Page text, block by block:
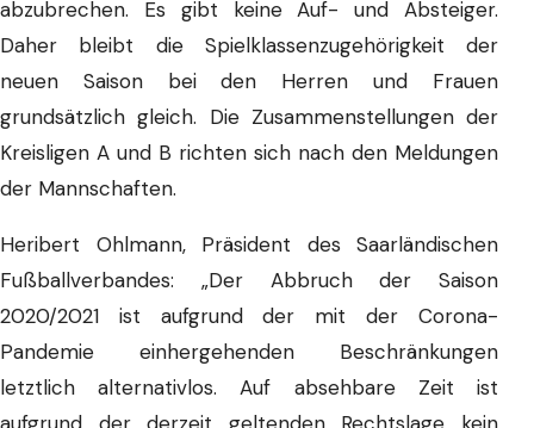
abzubrechen. Es gibt keine Auf- und Absteiger.
Daher bleibt die Spielklassenzugehörigkeit der
neuen Saison bei den Herren und Frauen
grundsätzlich gleich. Die Zusammenstellungen der
Kreisligen A und B richten sich nach den Meldungen
der Mannschaften.
Heribert Ohlmann, Präsident des Saarländischen
Fußballverbandes: „Der Abbruch der Saison
2020/2021 ist aufgrund der mit der Corona-
Pandemie einhergehenden Beschränkungen
letztlich alternativlos. Auf absehbare Zeit ist